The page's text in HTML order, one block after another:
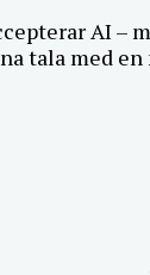
AI –
tala med en